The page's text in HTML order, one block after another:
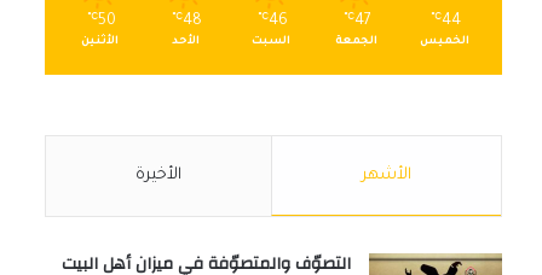
44
℃
الخميس
47
℃
الجمعة
46
℃
السبت
48
℃
الأحد
50
℃
الأثنين
الأشهر الأخيرة
التصوّف والمتصوّفة في ميزان أهل البيت